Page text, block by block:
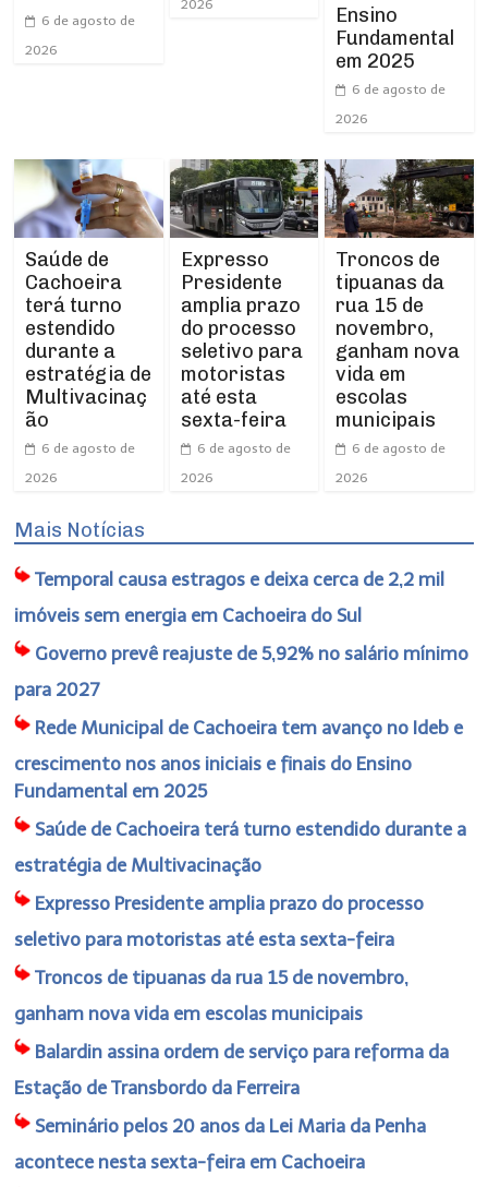
6 de agosto de
2026
2026
Ensino
Fundamental
em 2025
6 de agosto de
2026
Saúde de
Cachoeira
terá turno
estendido
durante a
estratégia de
Multivacinaç
ão
6 de agosto de
2026
Expresso
Presidente
amplia prazo
do processo
seletivo para
motoristas
até esta
sexta-feira
6 de agosto de
2026
Troncos de
tipuanas da
rua 15 de
novembro,
ganham nova
vida em
escolas
municipais
6 de agosto de
2026
Mais Notícias
Temporal causa estragos e deixa cerca de 2,2 mil
imóveis sem energia em Cachoeira do Sul
Governo prevê reajuste de 5,92% no salário mínimo
para 2027
Rede Municipal de Cachoeira tem avanço no Ideb e
crescimento nos anos iniciais e finais do Ensino
Fundamental em 2025
Saúde de Cachoeira terá turno estendido durante a
estratégia de Multivacinação
Expresso Presidente amplia prazo do processo
seletivo para motoristas até esta sexta-feira
Troncos de tipuanas da rua 15 de novembro,
ganham nova vida em escolas municipais
Balardin assina ordem de serviço para reforma da
Estação de Transbordo da Ferreira
Seminário pelos 20 anos da Lei Maria da Penha
acontece nesta sexta-feira em Cachoeira